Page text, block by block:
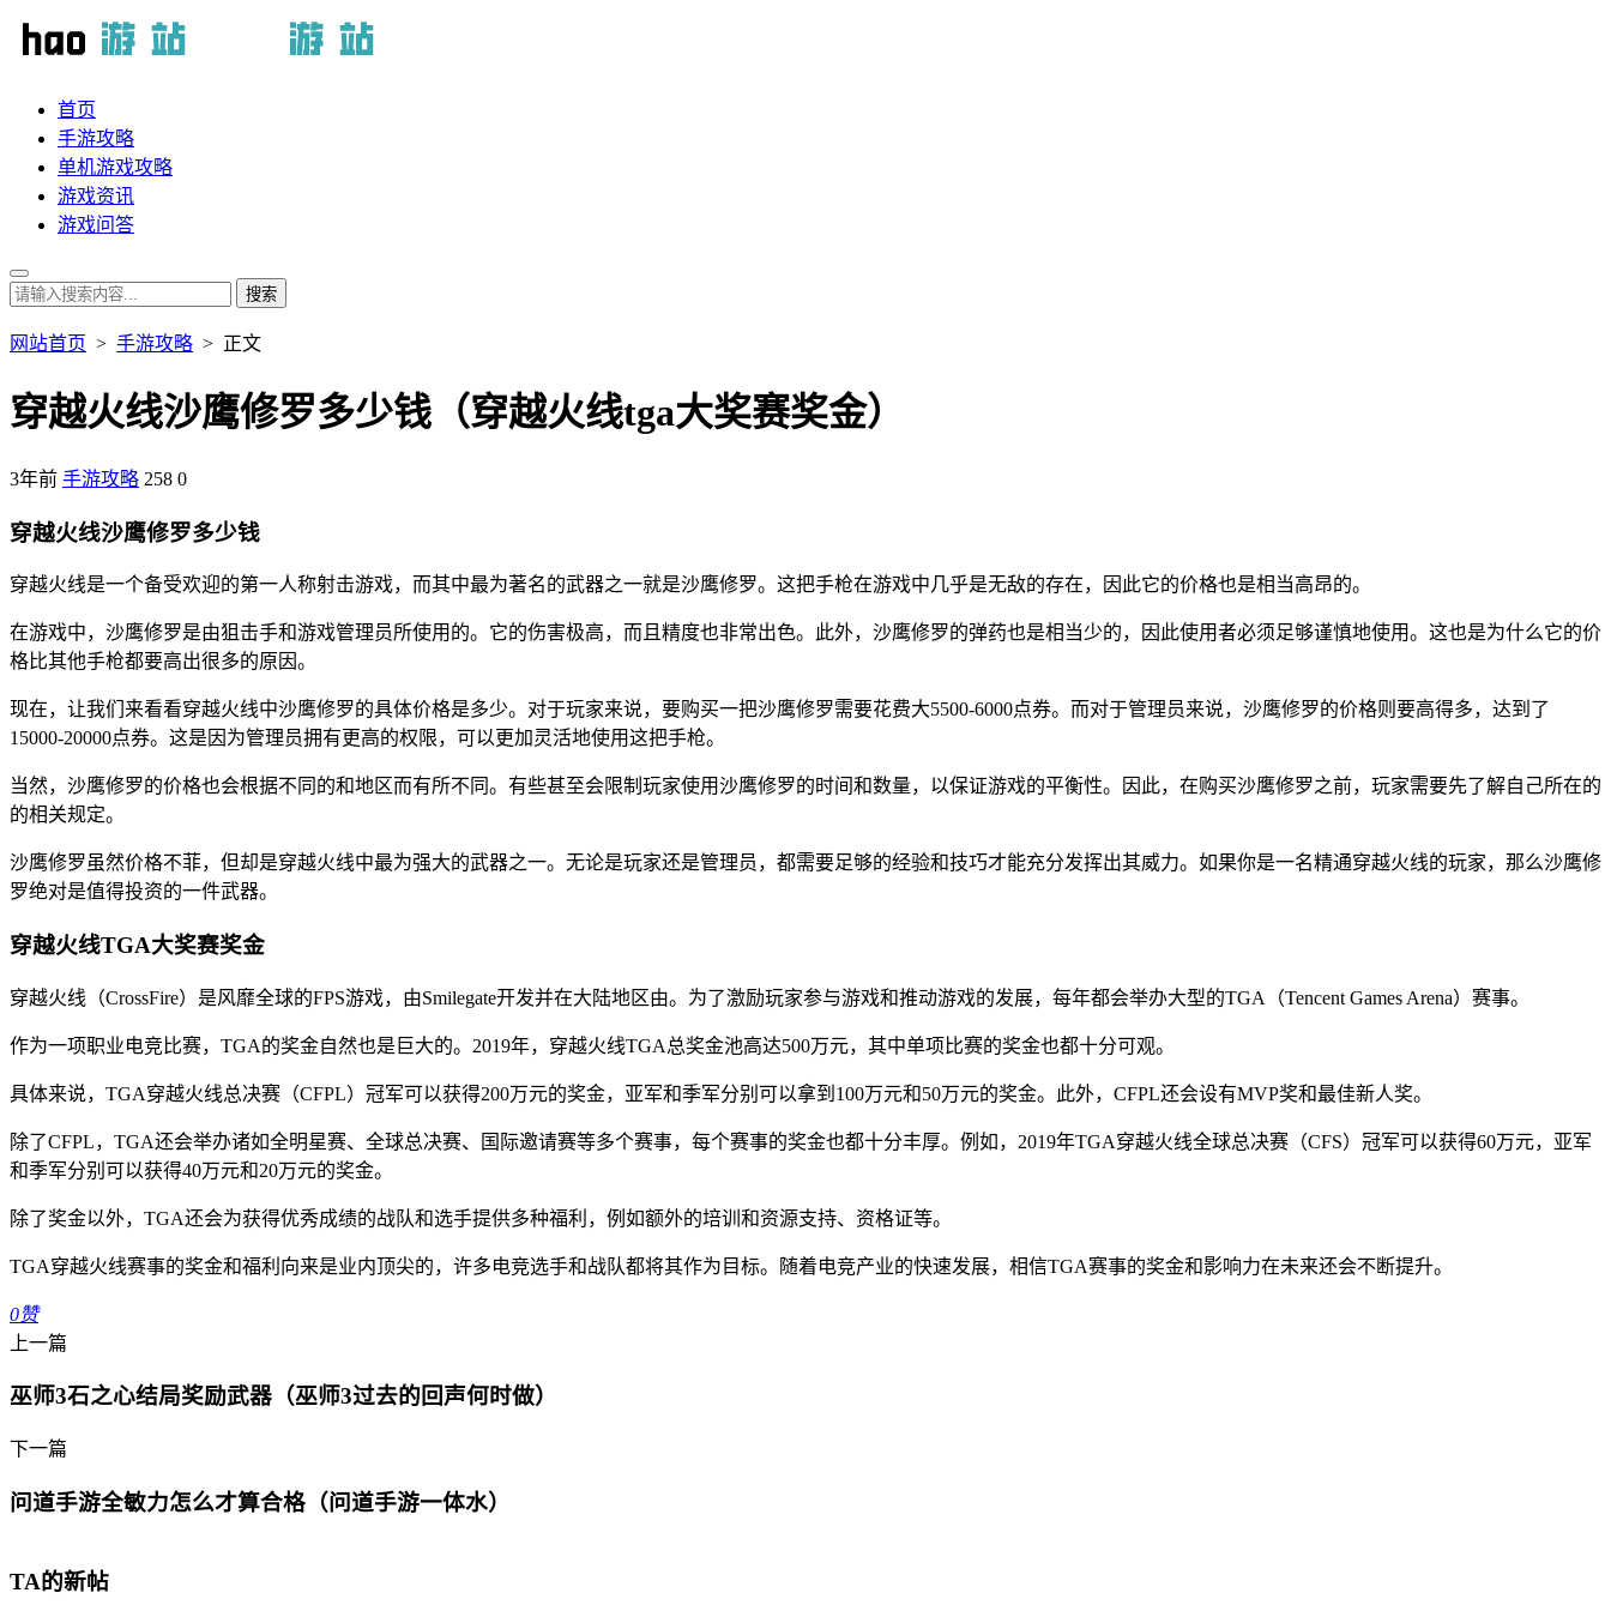
首页
手游攻略
单机游戏攻略
游戏资讯
游戏问答
网站首页 > 手游攻略 > 正文
穿越火线沙鹰修罗多少钱（穿越火线tga大奖赛奖金）
3年前 手游攻略 258 0
穿越火线沙鹰修罗多少钱
穿越火线是一个备受欢迎的第一人称射击游戏，而其中最为著名的武器之一就是沙鹰修罗。这把手枪在游戏中几乎是无敌的存在，因此它的价格也是相当高昂的。
在游戏中，沙鹰修罗是由狙击手和游戏管理员所使用的。它的伤害极高，而且精度也非常出色。此外，沙鹰修罗的弹药也是相当少的，因此使用者必须足够谨慎地使用。这也是为什么它的价
格比其他手枪都要高出很多的原因。
现在，让我们来看看穿越火线中沙鹰修罗的具体价格是多少。对于玩家来说，要购买一把沙鹰修罗需要花费大5500-6000点券。而对于管理员来说，沙鹰修罗的价格则要高得多，达到了
15000-20000点券。这是因为管理员拥有更高的权限，可以更加灵活地使用这把手枪。
当然，沙鹰修罗的价格也会根据不同的和地区而有所不同。有些甚至会限制玩家使用沙鹰修罗的时间和数量，以保证游戏的平衡性。因此，在购买沙鹰修罗之前，玩家需要先了解自己所在的
的相关规定。
沙鹰修罗虽然价格不菲，但却是穿越火线中最为强大的武器之一。无论是玩家还是管理员，都需要足够的经验和技巧才能充分发挥出其威力。如果你是一名精通穿越火线的玩家，那么沙鹰修
罗绝对是值得投资的一件武器。
穿越火线TGA大奖赛奖金
穿越火线（CrossFire）是风靡全球的FPS游戏，由Smilegate开发并在大陆地区由。为了激励玩家参与游戏和推动游戏的发展，每年都会举办大型的TGA（Tencent Games Arena）赛事。
作为一项职业电竞比赛，TGA的奖金自然也是巨大的。2019年，穿越火线TGA总奖金池高达500万元，其中单项比赛的奖金也都十分可观。
具体来说，TGA穿越火线总决赛（CFPL）冠军可以获得200万元的奖金，亚军和季军分别可以拿到 100万元和50万元的奖金。此外，CFPL还会设有MVP奖和最佳新人奖。
除了CFPL，TGA还会举办诸如全明星赛、全球总决赛、国际邀请赛等多个赛事，每个赛事的奖金也都十分丰厚。例如，2019年TGA穿越火线全球总决赛（CFS）冠军可以获得60万元，亚军
和季军分别可以获得40万元和20万元的奖金。
除了奖金以外，TGA还会为获得优秀成绩的战队和选手提供多种福利，例如额外的培训和资源支持、资格证等。
TGA穿越火线赛事的奖金和福利向来是业内顶尖的，许多电竞选手和战队都将其作为目标。随着电竞产业的快速发展，相信TGA赛事的奖金和影响力在未来还会不断提升。
0赞
上一篇
巫师3石之心结局奖励武器（巫师3过去的回声何时做）
下一篇
问道手游全敏力怎么才算合格（问道手游一体水）
TA的新帖